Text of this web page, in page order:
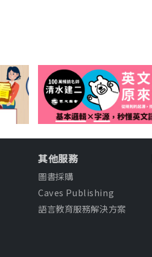
其他服務
圖書採購
Caves Publishing
語言教育服務解決方案